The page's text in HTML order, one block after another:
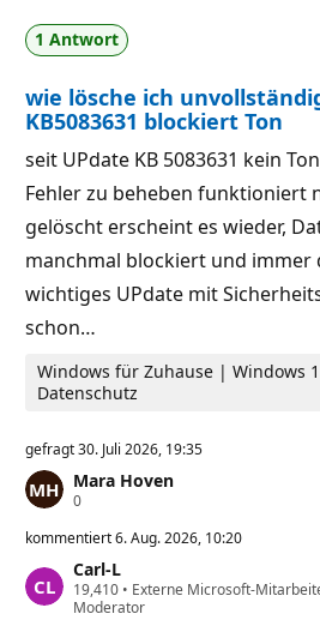
g
k
e
t
s
p
u
n
k
e
l
ä
s
i
g
k
i
s
p
u
n
k
1 Antwort
wie lösche ich
KB5083631 blockiert Ton
seit UPdate KB 5083631 kein
Fehler zu beheben funktioniert
gelöscht erscheint es wieder,
manchmal blockiert und immer
wichtiges UPdate mit
schon…
Windows für Zuhause | Windows
Datenschutz
gefragt30. Juli 2026, 19:35
Mara Hoven
0Z
v
r
l
ä
kommentiert6. Aug. 2026, 10:20
Carl-L
19,410 Z
u
• Externe Microsoft-
Moderator